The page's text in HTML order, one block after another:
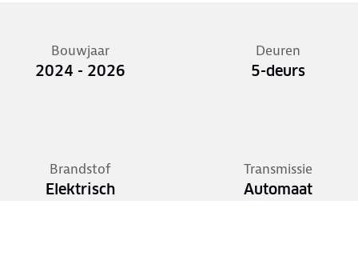
Bouwjaar
2024 - 2026
Deuren
5-deurs
Brandstof
Elektrisch
Transmissie
Automaat